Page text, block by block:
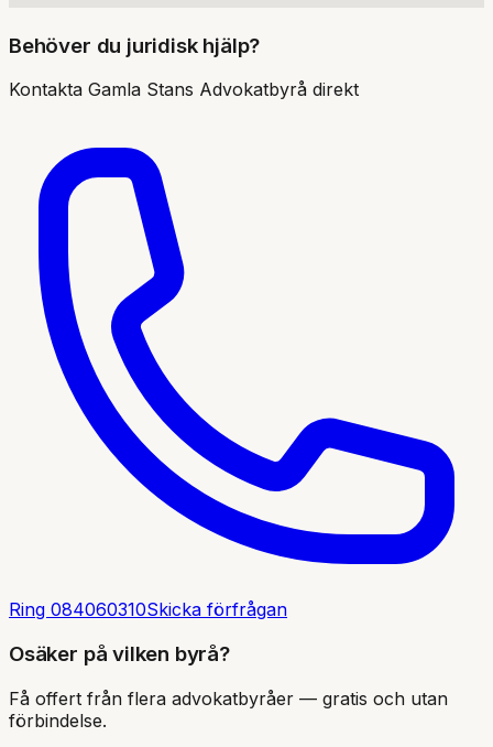
Behöver du juridisk hjälp?
Kontakta Gamla Stans Advokatbyrå direkt
Ring 084060310Skicka förfrågan
Osäker på vilken byrå?
Få offert från flera advokatbyråer — gratis och utan
förbindelse.